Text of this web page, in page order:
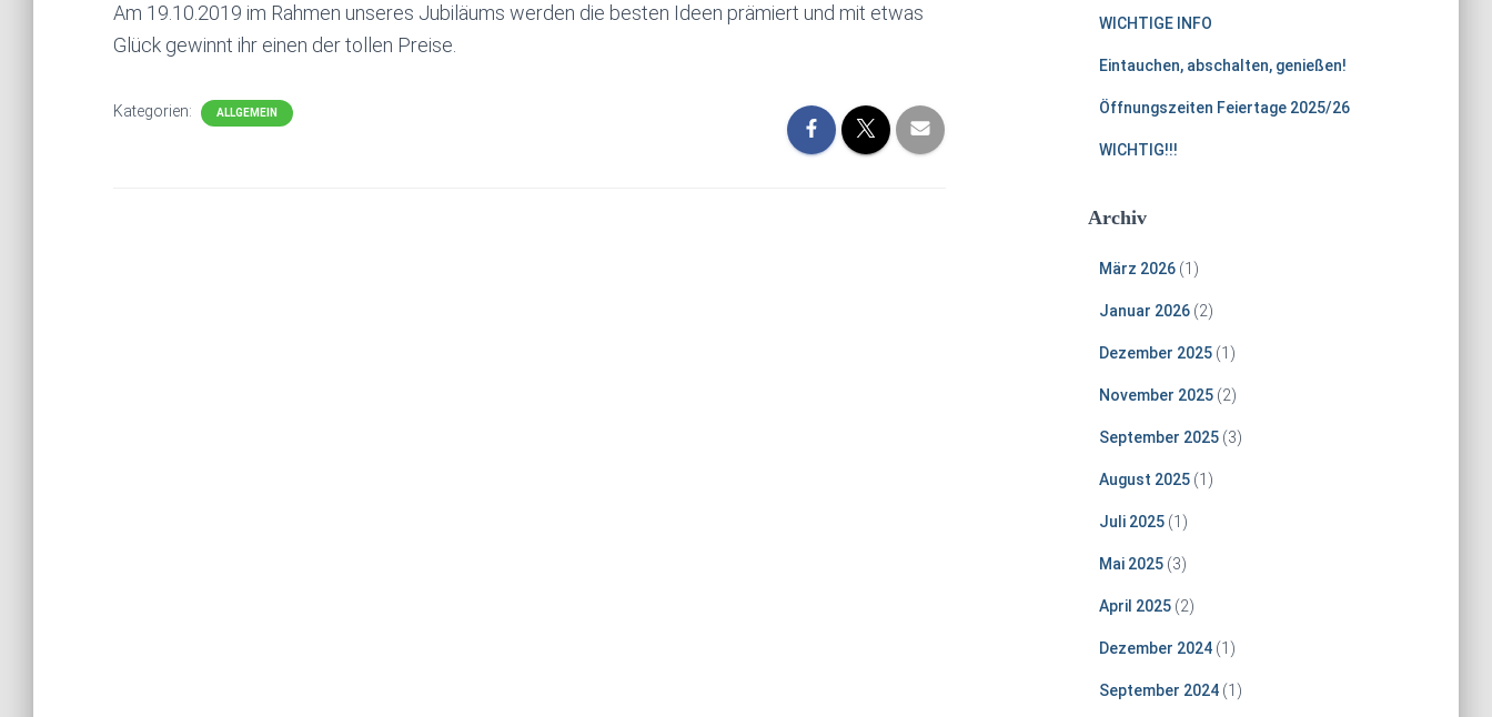
Am 19.10.2019 im Rahmen unseres Jubiläums werden die besten Ideen prämiert und mit etwas
Glück gewinnt ihr einen der tollen Preise.
Kategorien: ALLGEMEIN
WICHTIGE INFO
Eintauchen, abschalten, genießen!
Öffnungszeiten Feiertage 2025/26
WICHTIG!!!
Archiv
März 2026(1)
Januar 2026(2)
Dezember 2025(1)
November 2025(2)
September 2025(3)
August 2025(1)
Juli 2025(1)
Mai 2025(3)
April 2025(2)
Dezember 2024(1)
September 2024(1)